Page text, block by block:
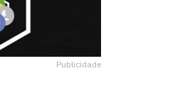
Publicidade